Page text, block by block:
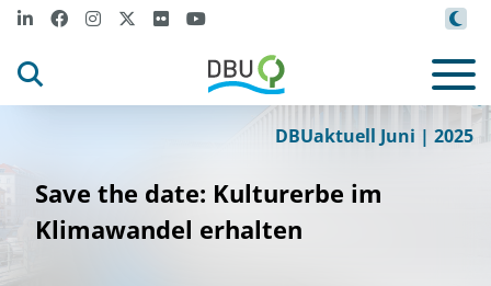
DBUaktuell Juni | 2025
Save the date: Kulturerbe im
Klimawandel erhalten